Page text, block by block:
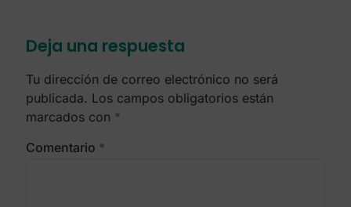
Deja una respuesta
Tu dirección de correo electrónico no será
publicada. Los campos obligatorios están
marcados con *
Comentario *